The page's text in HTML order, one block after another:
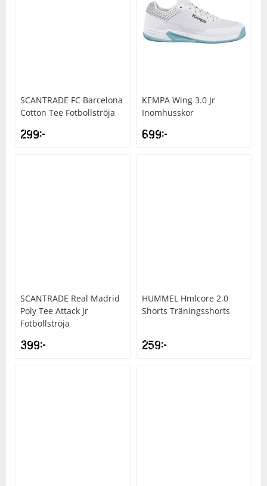
SCANTRADE FC Barcelona
Cotton Tee Fotbollströja
299kr
KEMPA Wing 3.0 Jr
Inomhusskor
699kr
SCANTRADE Real Madrid
Poly Tee Attack Jr
Fotbollströja
399kr
HUMMEL Hmlcore 2.0
Shorts Träningsshorts
259kr